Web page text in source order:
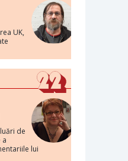
UK,
de
a
lui